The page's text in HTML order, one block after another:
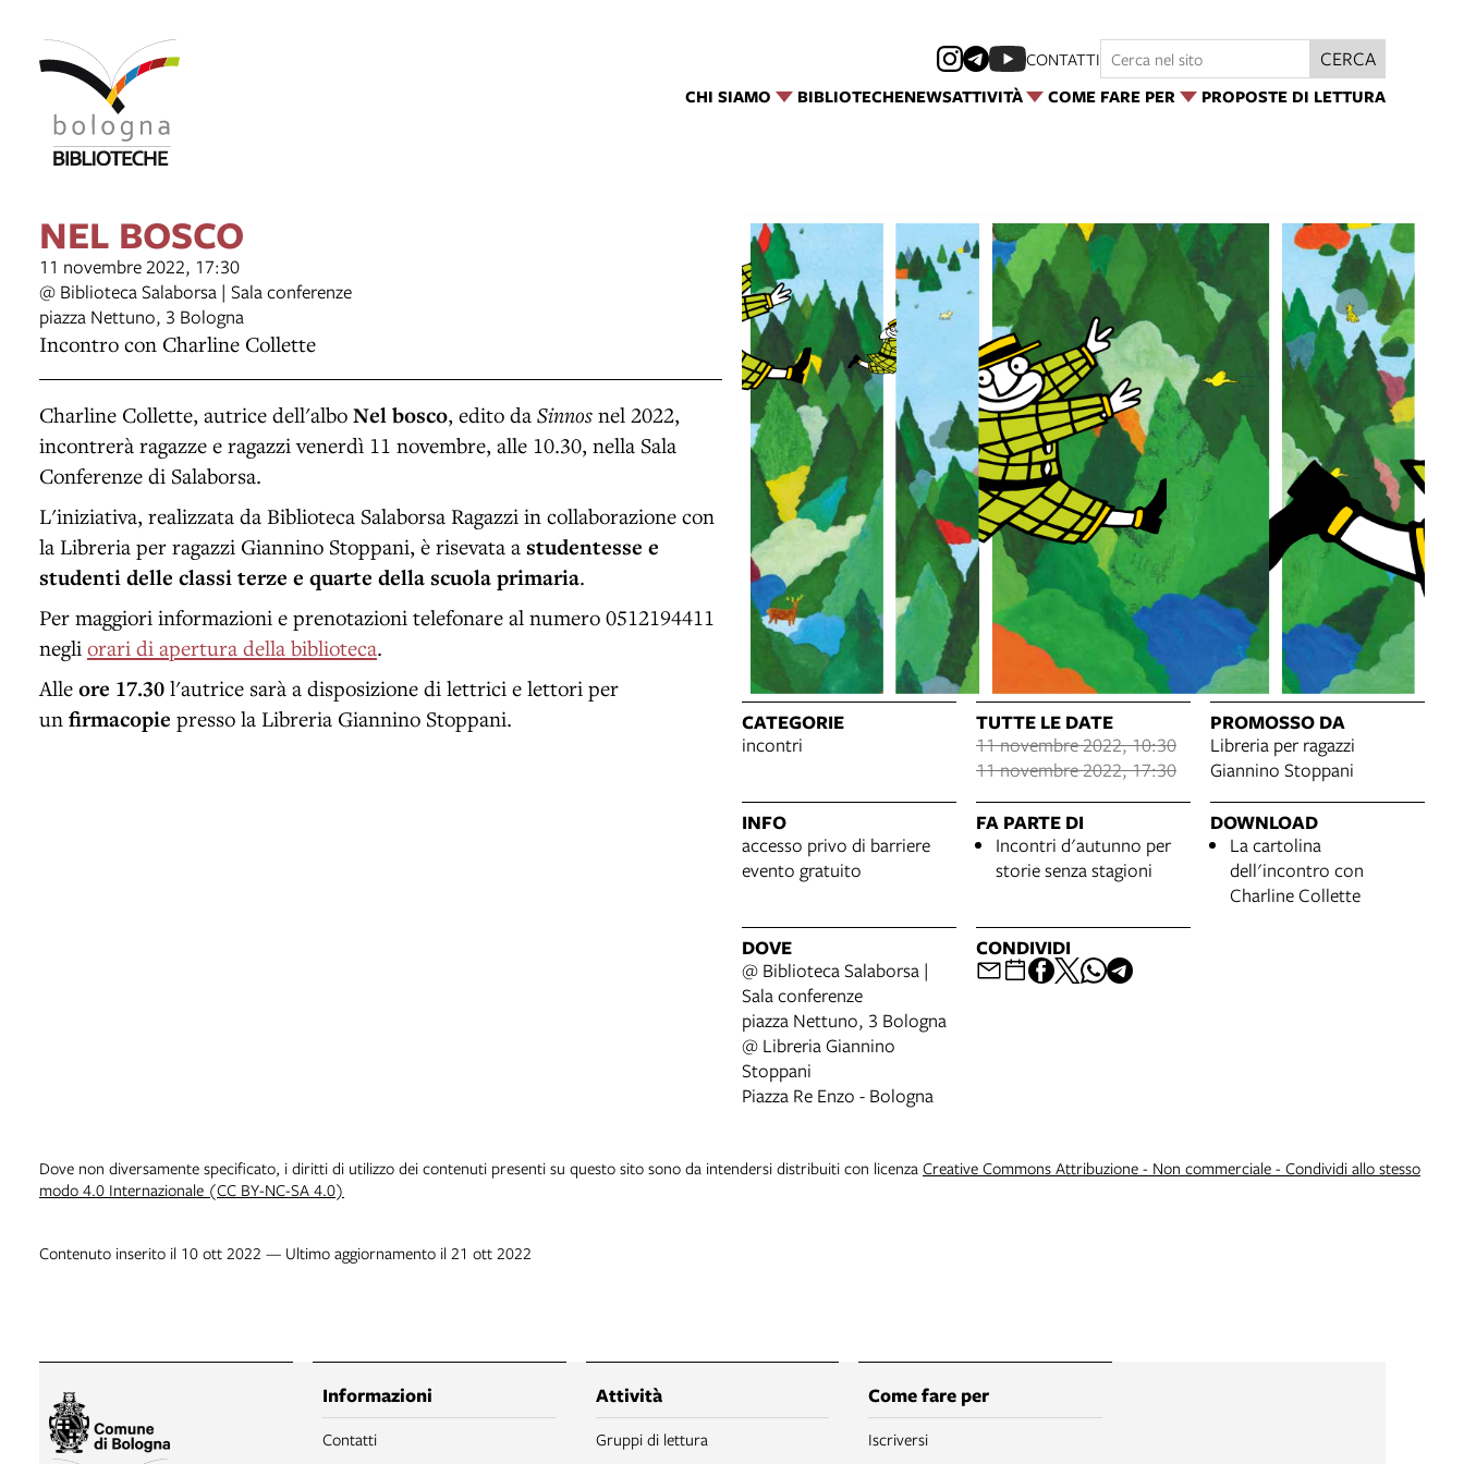
CHI SIAMO BIBLIOTECHENEWSATTIVITÀ COME FARE PER PROPOSTE DI LETTURA
CONTATTI CERCA
NEL BOSCO
11 novembre 2022, 17:30
@ Biblioteca Salaborsa | Sala conferenze
piazza Nettuno, 3 Bologna
Incontro con Charline Collette
Charline Collette, autrice dell'albo Nel bosco, edito da Sinnos nel 2022,
incontrerà ragazze e ragazzi venerdì 11 novembre, alle 10.30, nella Sala
Conferenze di Salaborsa.
L'iniziativa, realizzata da Biblioteca Salaborsa Ragazzi in collaborazione con
la Libreria per ragazzi Giannino Stoppani, è risevata a studentesse e
studenti delle classi terze e quarte della scuola primaria.
Per maggiori informazioni e prenotazioni telefonare al numero 0512194411
negli orari di apertura della biblioteca.
Alle ore 17.30 l'autrice sarà a disposizione di lettrici e lettori per
un firmacopie presso la Libreria Giannino Stoppani.
CATEGORIE
incontri
TUTTE LE DATE
11 novembre 2022, 10:30
11 novembre 2022, 17:30
PROMOSSO DA
Libreria per ragazzi
Giannino Stoppani
INFO
accesso privo di barriere
evento gratuito
FA PARTE DI
Incontri d'autunno per
storie senza stagioni
DOWNLOAD
La cartolina
dell'incontro con
Charline Collette
DOVE
@ Biblioteca Salaborsa |
Sala conferenze
piazza Nettuno, 3 Bologna
@ Libreria Giannino
Stoppani
Piazza Re Enzo - Bologna
CONDIVIDI
Dove non diversamente specificato, i diritti di utilizzo dei contenuti presenti su questo sito sono da intendersi distribuiti con licenza Creative Commons Attribuzione - Non commerciale - Condividi allo stesso
modo 4.0 Internazionale (CC BY-NC-SA 4.0)
Contenuto inserito il 10 ott 2022 — Ultimo aggiornamento il 21 ott 2022
Informazioni
Contatti
Attività
Gruppi di lettura
Come fare per
Iscriversi